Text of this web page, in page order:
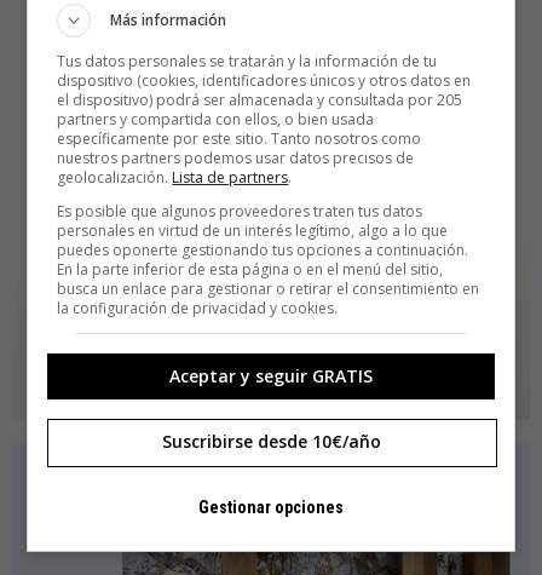
Más información
Tus datos personales se tratarán y la información de tu
dispositivo (cookies, identificadores únicos y otros datos en
el dispositivo) podrá ser almacenada y consultada por 205
partners y compartida con ellos, o bien usada
específicamente por este sitio. Tanto nosotros como
nuestros partners podemos usar datos precisos de
geolocalización. Lista de partners.
Es posible que algunos proveedores traten tus datos
personales en virtud de un interés legítimo, algo a lo que
puedes oponerte gestionando tus opciones a continuación.
En la parte inferior de esta página o en el menú del sitio,
busca un enlace para gestionar o retirar el consentimiento en
la configuración de privacidad y cookies.
Aceptar y seguir GRATIS
Suscribirse desde 10€/año
Gestionar opciones